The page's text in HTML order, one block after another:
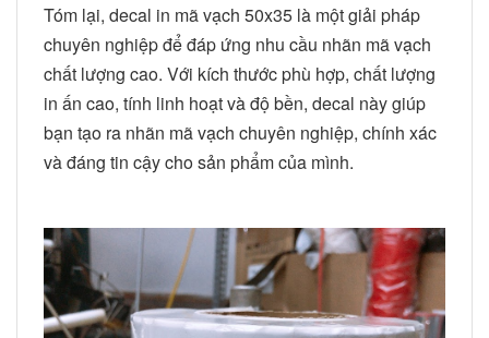
Tóm lại, decal in mã vạch 50x35 là một giải pháp
chuyên nghiệp để đáp ứng nhu cầu nhãn mã vạch
chất lượng cao. Với kích thước phù hợp, chất lượng
in ấn cao, tính linh hoạt và độ bền, decal này giúp
bạn tạo ra nhãn mã vạch chuyên nghiệp, chính xác
và đáng tin cậy cho sản phẩm của mình.